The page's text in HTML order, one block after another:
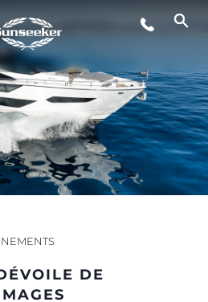
DE VIE
SOCIÉTÉ
ÉQUIPE
HÉRITAGE
DE